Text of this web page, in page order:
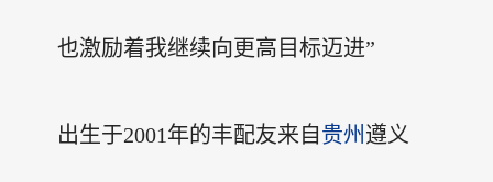
也激励着我继续向更高目标迈进”
出生于2001年的丰配友来自 贵州 遵义